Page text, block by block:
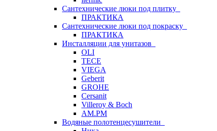
Сантехнические люки под плитку
ПРАКТИКА
Сантехнические люки под покраску
ПРАКТИКА
Инсталляции для унитазов
OLI
TECE
VIEGA
Geberit
GROHE
Cersanit
Villeroy & Boch
AM.PM
Водяные полотенцесушители